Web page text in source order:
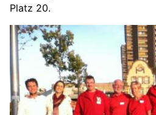
Platz 20.